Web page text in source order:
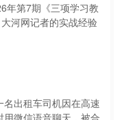
年第7期《三项学习教
河网记者的实战经验
出租车司机因在高速
微信语音聊天，被合